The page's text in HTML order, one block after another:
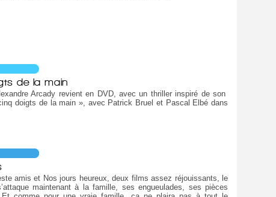
de la main
Arcady revient en DVD, avec un thriller inspiré de son
doigts de la main », avec Patrick Bruel et Pascal Elbé dans
amis et Nos jours heureux, deux films assez réjouissants, le
maintenant à la famille, ses engueulades, ses pièces